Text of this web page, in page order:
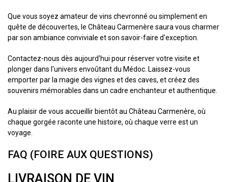
Que vous soyez amateur de vins chevronné ou simplement en
quête de découvertes, le Château Carmenère saura vous charmer
par son ambiance conviviale et son savoir-faire d'exception.
Contactez-nous dès aujourd'hui pour réserver votre visite et
plonger dans l'univers envoûtant du Médoc. Laissez-vous
emporter par la magie des vignes et des caves, et créez des
souvenirs mémorables dans un cadre enchanteur et authentique.
Au plaisir de vous accueillir bientôt au Château Carmenère, où
chaque gorgée raconte une histoire, où chaque verre est un
voyage.
FAQ (FOIRE AUX QUESTIONS)
LIVRAISON DE VIN